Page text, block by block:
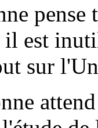
il est
sur